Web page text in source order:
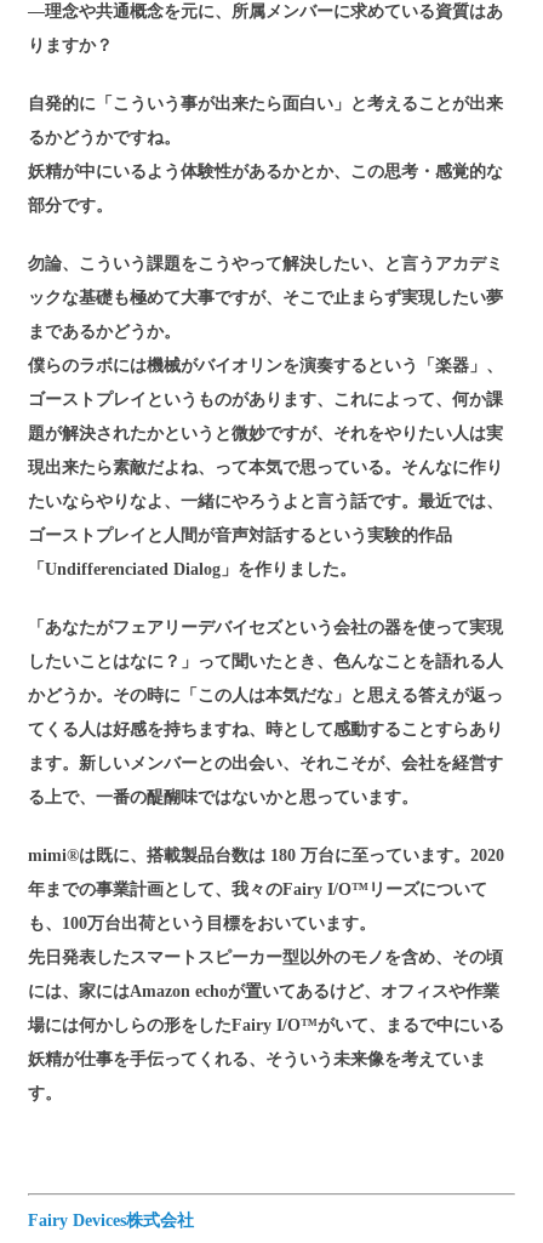
―理念や共通概念を元に、所属メンバーに求めている資質はあ
りますか？
自発的に「こういう事が出来たら面白い」と考えることが出来
るかどうかですね。
妖精が中にいるよう体験性があるかとか、この思考・感覚的な
部分です。
勿論、こういう課題をこうやって解決したい、と言うアカデミ
ックな基礎も極めて大事ですが、そこで止まらず実現したい夢
まであるかどうか。
僕らのラボには機械がバイオリンを演奏するという「楽器」、
ゴーストプレイというものがあります、これによって、何か課
題が解決されたかというと微妙ですが、それをやりたい人は実
現出来たら素敵だよね、って本気で思っている。そんなに作り
たいならやりなよ、一緒にやろうよと言う話です。最近では、
ゴーストプレイと人間が音声対話するという実験的作品
「Undifferenciated Dialog」を作りました。
「あなたがフェアリーデバイセズという会社の器を使って実現
したいことはなに？」って聞いたとき、色んなことを語れる人
かどうか。その時に「この人は本気だな」と思える答えが返っ
てくる人は好感を持ちますね、時として感動することすらあり
ます。新しいメンバーとの出会い、それこそが、会社を経営す
る上で、一番の醍醐味ではないかと思っています。
mimi®は既に、搭載製品台数は 180 万台に至っています。2020
年までの事業計画として、我々のFairy I/O™リーズについて
も、100万台出荷という目標をおいています。
先日発表したスマートスピーカー型以外のモノを含め、その頃
には、家にはAmazon echoが置いてあるけど、オフィスや作業
場には何かしらの形をしたFairy I/O™がいて、まるで中にいる
妖精が仕事を手伝ってくれる、そういう未来像を考えていま
す。
Fairy Devices株式会社